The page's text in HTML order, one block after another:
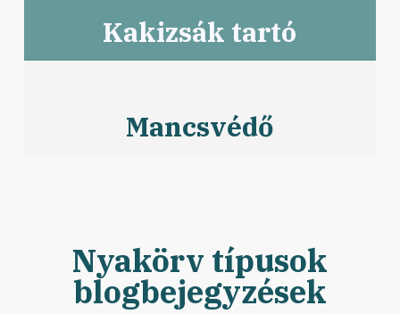
Kakizsák tartó
Mancsvédő
Nyakörv típusok
blogbejegyzések